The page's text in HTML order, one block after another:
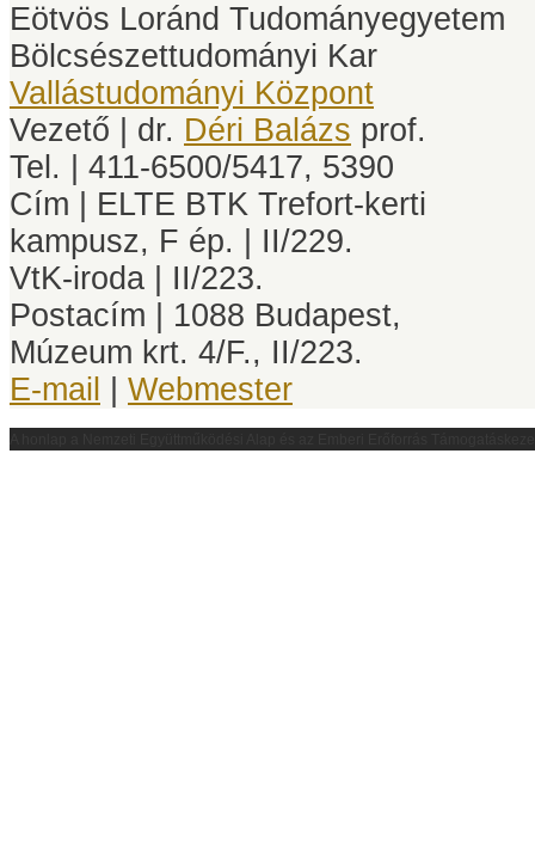
Eötvös Loránd Tudományegyetem
Bölcsészettudományi Kar
Vallástudományi Központ
Vezető | dr. Déri Balázs prof.
Tel. | 411-6500/5417, 5390
Cím | ELTE BTK Trefort-kerti
kampusz, F ép. | II/229.
VtK-iroda | II/223.
Postacím | 1088 Budapest,
Múzeum krt. 4/F., II/223.
E-mail
Webmester